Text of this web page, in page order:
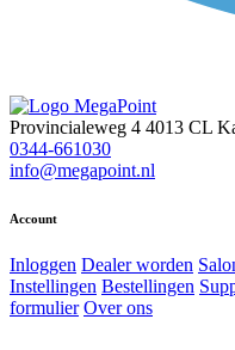
Provincialeweg 4 4013 CL
0344-661030
info@megapoint.nl
Account
Inloggen Dealer worden
Instellingen Bestellingen
formulier Over ons